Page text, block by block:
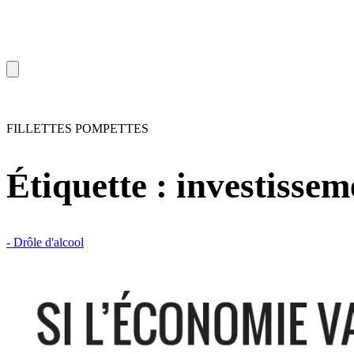
FILLETTES POMPETTES
Étiquette :
- Drôle d'alcool